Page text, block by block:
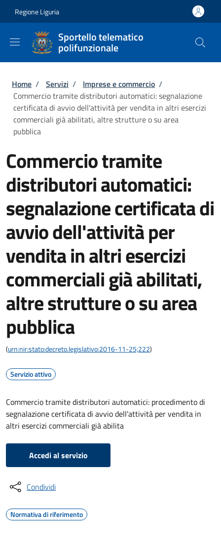
Regione Liguria
Sportello telematico
polifunzionale
Briciole di pane
Home / Servizi / Imprese e commercio /
Commercio tramite distributori automatici: segnalazione
certificata di avvio dell'attività per vendita in altri esercizi
commerciali già abilitati, altre strutture o su area
pubblica
Commercio tramite
distributori automatici:
segnalazione certificata di
avvio dell'attività per
vendita in altri esercizi
commerciali già abilitati,
altre strutture o su area
pubblica
(urn:nir:stato:decreto.legislativo:2016-11-25;222)
Servizio attivo
Commercio tramite distributori automatici: procedimento di
segnalazione certificata di avvio dell'attività per vendita in
altri esercizi commerciali già abilita
Accedi al servizio
Condividi
Normativa di riferimento